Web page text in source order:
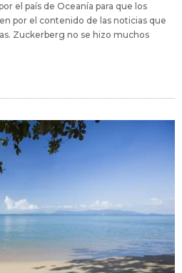
el país de Oceanía para que los
por el contenido de las noticias que
Zuckerberg no se hizo muchos